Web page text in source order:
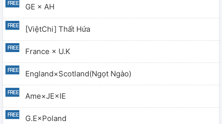
GE × AH
[ViệtChi] Thất Hứa
France × U.K
England×Scotland(Ngọt Ngào)
Ame×JE×IE
G.E×Poland